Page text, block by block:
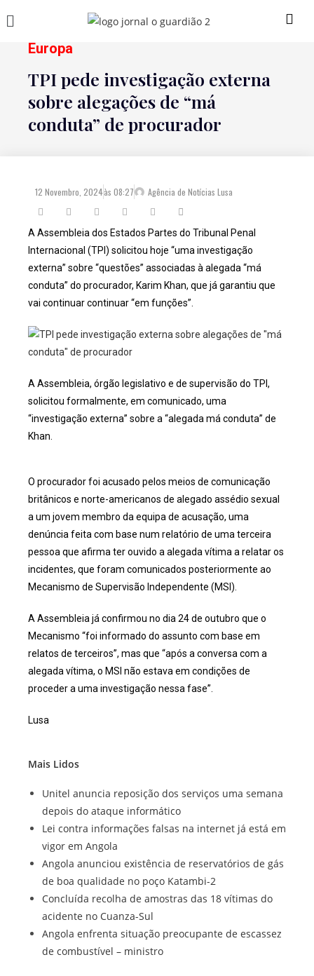
Europa
TPI pede investigação externa
sobre alegações de “má
conduta” de procurador
12 Novembro, 2024às 08:27 Agência de Notícias Lusa
A Assembleia dos Estados Partes do Tribunal Penal
Internacional (TPI) solicitou hoje “uma investigação
externa” sobre “questões” associadas à alegada “má
conduta” do procurador, Karim Khan, que já garantiu que
vai continuar continuar “em funções”.
A Assembleia, órgão legislativo e de supervisão do TPI,
solicitou formalmente, em comunicado, uma
“investigação externa” sobre a “alegada má conduta” de
Khan.
O procurador foi acusado pelos meios de comunicação
britânicos e norte-americanos de alegado assédio sexual
a um jovem membro da equipa de acusação, uma
denúncia feita com base num relatório de uma terceira
pessoa que afirma ter ouvido a alegada vítima a relatar os
incidentes, que foram comunicados posteriormente ao
Mecanismo de Supervisão Independente (MSI).
A Assembleia já confirmou no dia 24 de outubro que o
Mecanismo “foi informado do assunto com base em
relatos de terceiros”, mas que “após a conversa com a
alegada vítima, o MSI não estava em condições de
proceder a uma investigação nessa fase”.
Lusa
Mais Lidos
Unitel anuncia reposição dos serviços uma semana
depois do ataque informático
Lei contra informações falsas na internet já está em
vigor em Angola
Angola anunciou existência de reservatórios de gás
de boa qualidade no poço Katambi-2
Concluída recolha de amostras das 18 vítimas do
acidente no Cuanza-Sul
Angola enfrenta situação preocupante de escassez
de combustível – ministro